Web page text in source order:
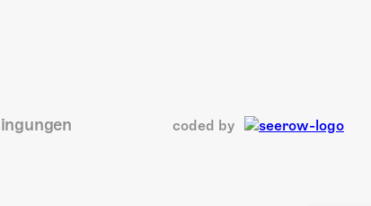
coded by